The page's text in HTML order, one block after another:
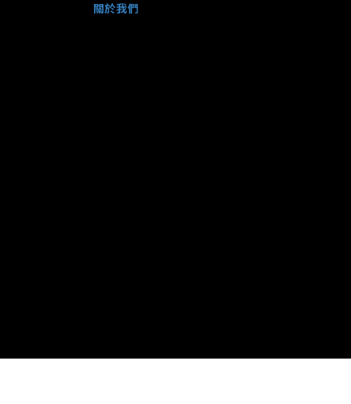
關於我們